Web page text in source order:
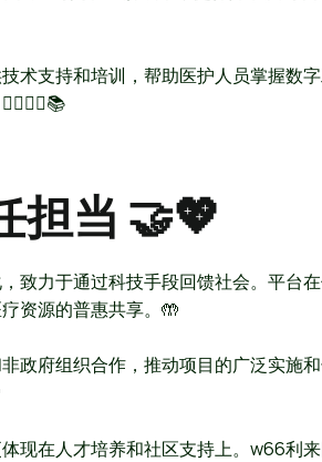
术支持和培训，帮助医护人员掌握数
担当 🤝💖
致力于通过科技手段回馈社会。平台
资源的普惠共享。🤲
政府组织合作，推动项目的广泛实施
现在人才培养和社区支持上。w66利